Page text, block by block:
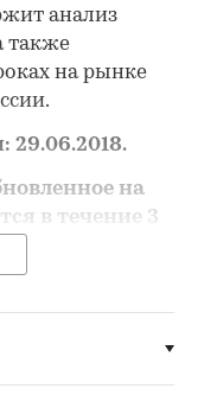
анализ
также
на рынке
29.06.2018.
на
в течение 3